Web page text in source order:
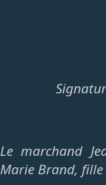
Le marchand
Marie Brand,